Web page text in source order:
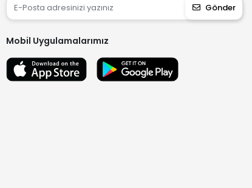
Gönder
Mobil Uygulamalarımız